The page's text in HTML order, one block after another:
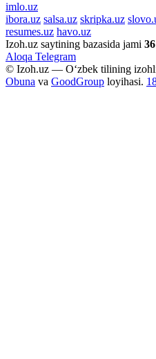
imlo.uz
ibora.uz salsa.uz skripka.uz
resumes.uz havo.uz
Izoh.uz saytining bazasida jami
Aloqa Telegram
© Izoh.uz — O‘zbek tilining
Obuna va GoodGroup loyihasi.